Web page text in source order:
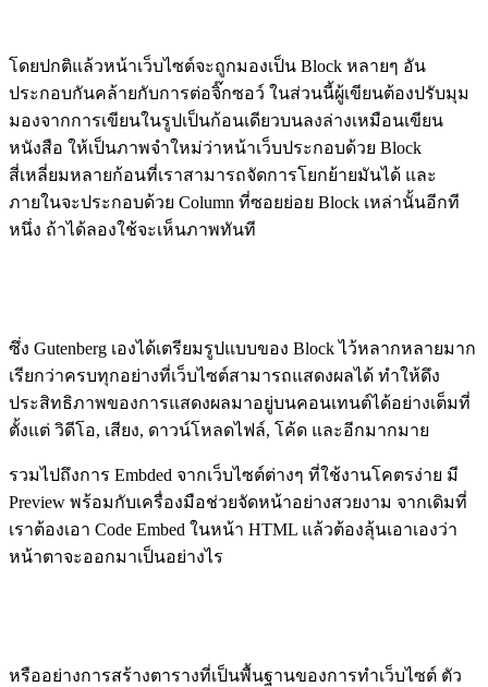
โดยปกติแล้วหน้าเว็บไซต์จะถูกมองเป็น Block หลายๆ อัน
ประกอบกันคล้ายกับการต่อจิ๊กซอว์ ในส่วนนี้ผู้เขียนต้องปรับมุม
มองจากการเขียนในรูปเป็นก้อนเดียวบนลงล่างเหมือนเขียน
หนังสือ ให้เป็นภาพจำใหม่ว่าหน้าเว็บประกอบด้วย Block
สี่เหลี่ยมหลายก้อนที่เราสามารถจัดการโยกย้ายมันได้ และ
ภายในจะประกอบด้วย Column ที่ซอยย่อย Block เหล่านั้นอีกที
หนึ่ง ถ้าได้ลองใช้จะเห็นภาพทันที
ซึ่ง Gutenberg เองได้เตรียมรูปแบบของ Block ไว้หลากหลายมาก
เรียกว่าครบทุกอย่างที่เว็บไซต์สามารถแสดงผลได้ ทำให้ดึง
ประสิทธิภาพของการแสดงผลมาอยู่บนคอนเทนต์ได้อย่างเต็มที่
ตั้งแต่ วิดีโอ, เสียง, ดาวน์โหลดไฟล์, โค้ด และอีกมากมาย
รวมไปถึงการ Embded จากเว็บไซต์ต่างๆ ที่ใช้งานโคตรง่าย มี
Preview พร้อมกับเครื่องมือช่วยจัดหน้าอย่างสวยงาม จากเดิมที่
เราต้องเอา Code Embed ในหน้า HTML แล้วต้องลุ้นเอาเองว่า
หน้าตาจะออกมาเป็นอย่างไร
หรืออย่างการสร้างตารางที่เป็นพื้นฐานของการทำเว็บไซต์ ตัว